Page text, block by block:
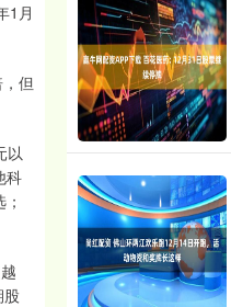
1月
但
以
科
股